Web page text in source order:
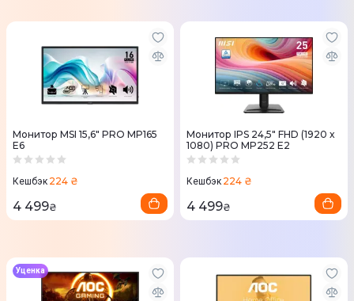
Монитор MSI 15,6" PRO MP165
E6
Кешбэк 224 ₴
4 499₴
Монитор IPS 24,5" FHD (1920 x
1080) PRO MP252 E2
Кешбэк 224 ₴
4 499₴
Уценка